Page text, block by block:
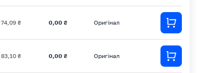
74,09 ₴ 0,00 ₴ Оригінал
83,10 ₴ 0,00 ₴ Оригінал